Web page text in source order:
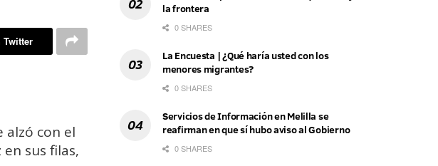
Twitter
alzó con el
sus filas,
la frontera
0 SHARES
La Encuesta | ¿Qué haría usted con los
menores migrantes?
0 SHARES
Servicios de Información en Melilla se
reafirman en que sí hubo aviso al Gobierno
0 SHARES